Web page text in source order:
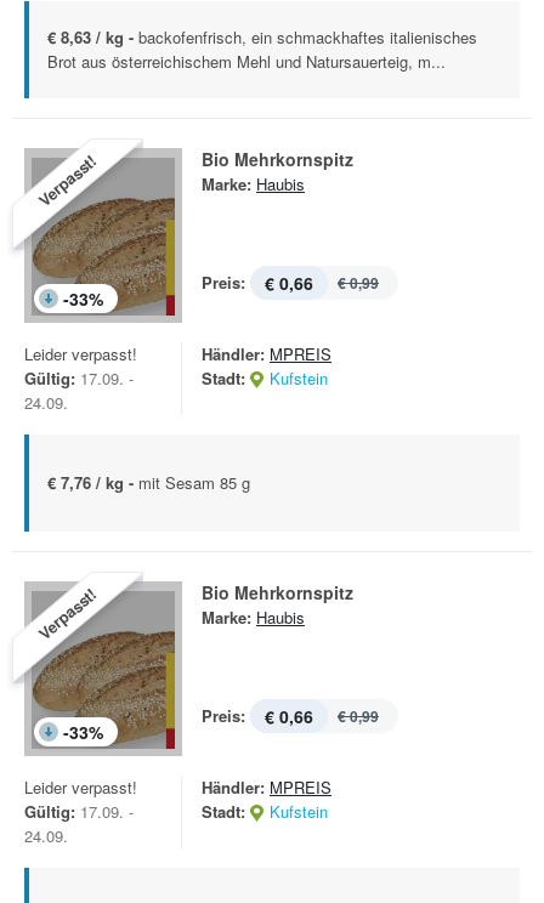
€ 8,63 / kg - backofenfrisch, ein schmackhaftes italienisches
Brot aus österreichischem Mehl und Natursauerteig, m...
Verpasst!
-33%
Bio Mehrkornspitz
Marke: Haubis
Preis: € 0,66 € 0,99
Leider verpasst!
Gültig: 17.09. -
24.09.
Händler: MPREIS
Stadt:
Kufstein
€ 7,76 / kg - mit Sesam 85 g
Verpasst!
-33%
Bio Mehrkornspitz
Marke: Haubis
Preis: € 0,66 € 0,99
Leider verpasst!
Gültig: 17.09. -
24.09.
Händler: MPREIS
Stadt:
Kufstein